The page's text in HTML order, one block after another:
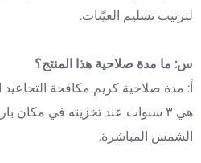
لترتيب تسليم العيّنات.
س: ما مدة صلاحية هذا المنتج؟
أ: مدة صلاحية كريم مكافحة
هي ٣ سنوات عند تخزينه في مكان
الشمس المباشرة.